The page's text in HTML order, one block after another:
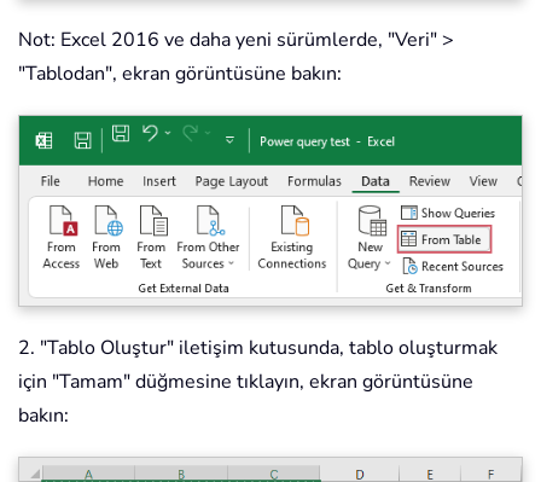
Not: Excel 2016 ve daha yeni sürümlerde, "Veri" >
"Tablodan", ekran görüntüsüne bakın:
2. "Tablo Oluştur" iletişim kutusunda, tablo oluşturmak
için "Tamam" düğmesine tıklayın, ekran görüntüsüne
bakın: